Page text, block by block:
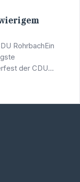
RohrbachEin
der CDU